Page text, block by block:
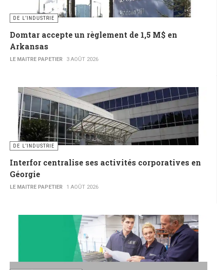
DE L’INDUSTRIE
Domtar accepte un règlement de 1,5 M$ en
Arkansas
LE MAITRE PAPETIER 3 AOÛT 2026
DE L’INDUSTRIE
Interfor centralise ses activités corporatives en
Géorgie
LE MAITRE PAPETIER 1 AOÛT 2026